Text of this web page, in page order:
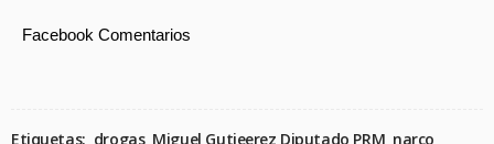
Facebook Comentarios
Etiquetas: drogas Miguel Gutieerez Diputado PRM narco